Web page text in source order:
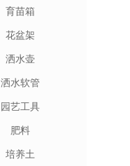
育苗箱
花盆架
洒水壶
洒水软管
园艺工具
肥料
培养土